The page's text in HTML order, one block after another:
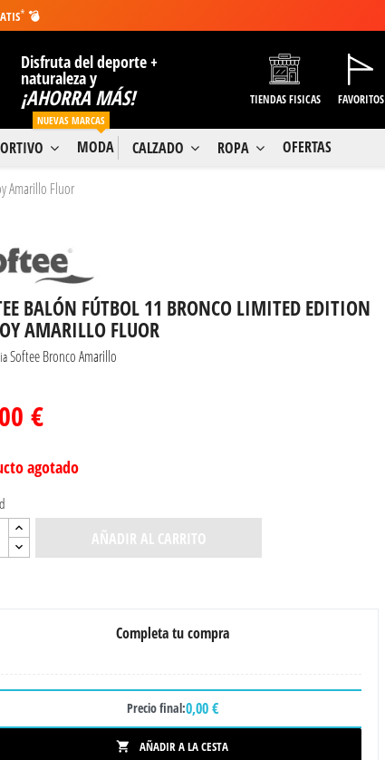
* 💣
Disfruta del deporte +
naturaleza y
¡AHORRA MÁS! TIENDAS FISICAS FAVORITOS
MODA
NUEVAS MARCAS
CALZADO ROPA OFERTAS
Amarillo Fluor
BALÓN FÚTBOL 11 BRONCO LIMITED EDITION
AMARILLO FLUOR
Softee Bronco Amarillo
€
agotado
AÑADIR AL CARRITO
Completa tu compra
Precio final:0,00 €
 AÑADIR A LA CESTA